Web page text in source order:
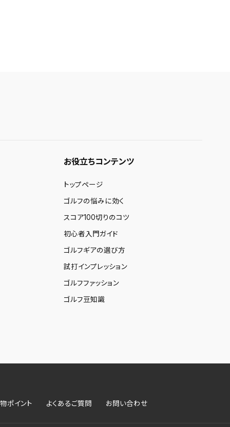
お役立ちコンテンツ
トップページ
ゴルフの悩みに効く
スコア100切りのコツ
初心者入門ガイド
ゴルフギアの選び方
試打インプレッション
ゴルフファッション
ゴルフ豆知識
ポイント よくあるご質問 お問い合わせ